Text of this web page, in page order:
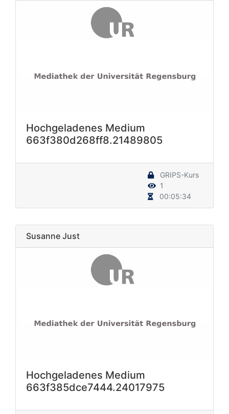
Hochgeladenes Medium
663f380d268ff8.21489805
GRIPS-Kurs
1
00:05:34
Susanne Just
Hochgeladenes Medium
663f385dce7444.24017975